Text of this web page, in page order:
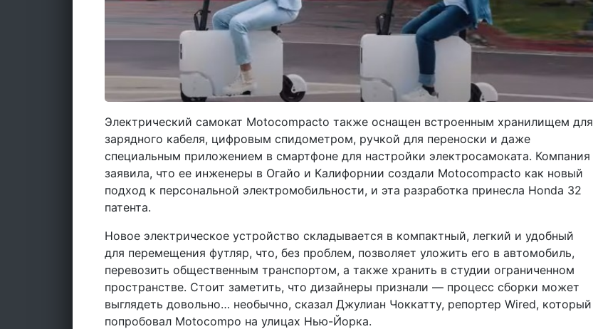
Электрический самокат Motocompacto также оснащен встроенным хранилищем для
зарядного кабеля, цифровым спидометром, ручкой для переноски и даже
специальным приложением в смартфоне для настройки электросамоката. Компания
заявила, что ее инженеры в Огайо и Калифорнии создали Motocompacto как новый
подход к персональной электромобильности, и эта разработка принесла Honda 32
патента.
Новое электрическое устройство складывается в компактный, легкий и удобный
для перемещения футляр, что, без проблем, позволяет уложить его в автомобиль,
перевозить общественным транспортом, а также хранить в студии ограниченном
пространстве. Стоит заметить, что дизайнеры признали — процесс сборки может
выглядеть довольно… необычно, сказал Джулиан Чоккатту, репортер Wired, который
попробовал Motocompo на улицах Нью-Йорка.